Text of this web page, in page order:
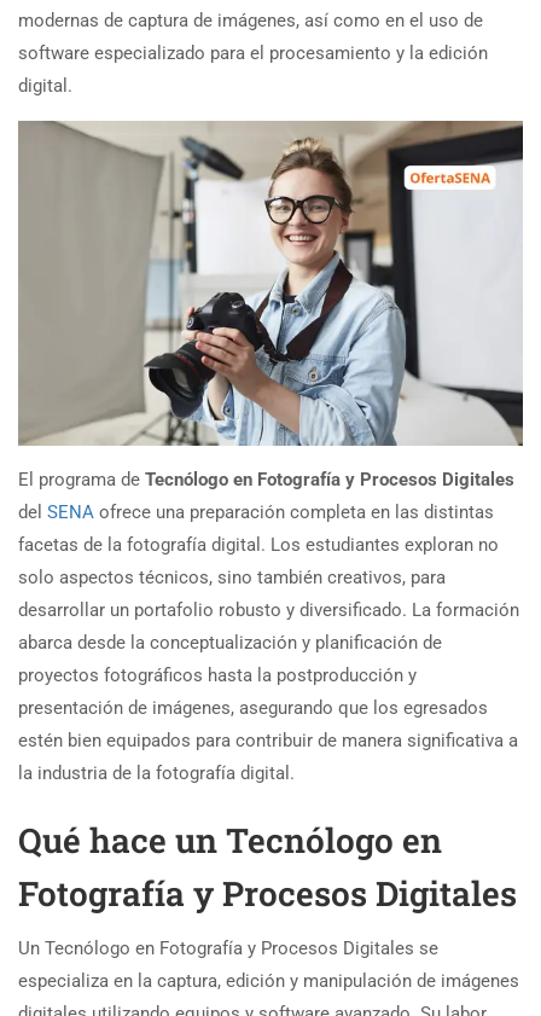
modernas de captura de imágenes, así como en el uso de
software especializado para el procesamiento y la edición
digital.
El programa de Tecnólogo en Fotografía y Procesos Digitales
del SENA ofrece una preparación completa en las distintas
facetas de la fotografía digital. Los estudiantes exploran no
solo aspectos técnicos, sino también creativos, para
desarrollar un portafolio robusto y diversificado. La formación
abarca desde la conceptualización y planificación de
proyectos fotográficos hasta la postproducción y
presentación de imágenes, asegurando que los egresados
estén bien equipados para contribuir de manera significativa a
la industria de la fotografía digital.
Qué hace un Tecnólogo en
Fotografía y Procesos Digitales
Un Tecnólogo en Fotografía y Procesos Digitales se
especializa en la captura, edición y manipulación de imágenes